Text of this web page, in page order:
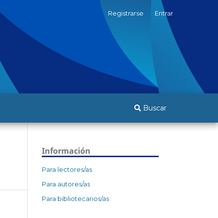
Buscar
Registrarse Entrar
Información
Para lectores/as
Para autores/as
Para bibliotecarios/as